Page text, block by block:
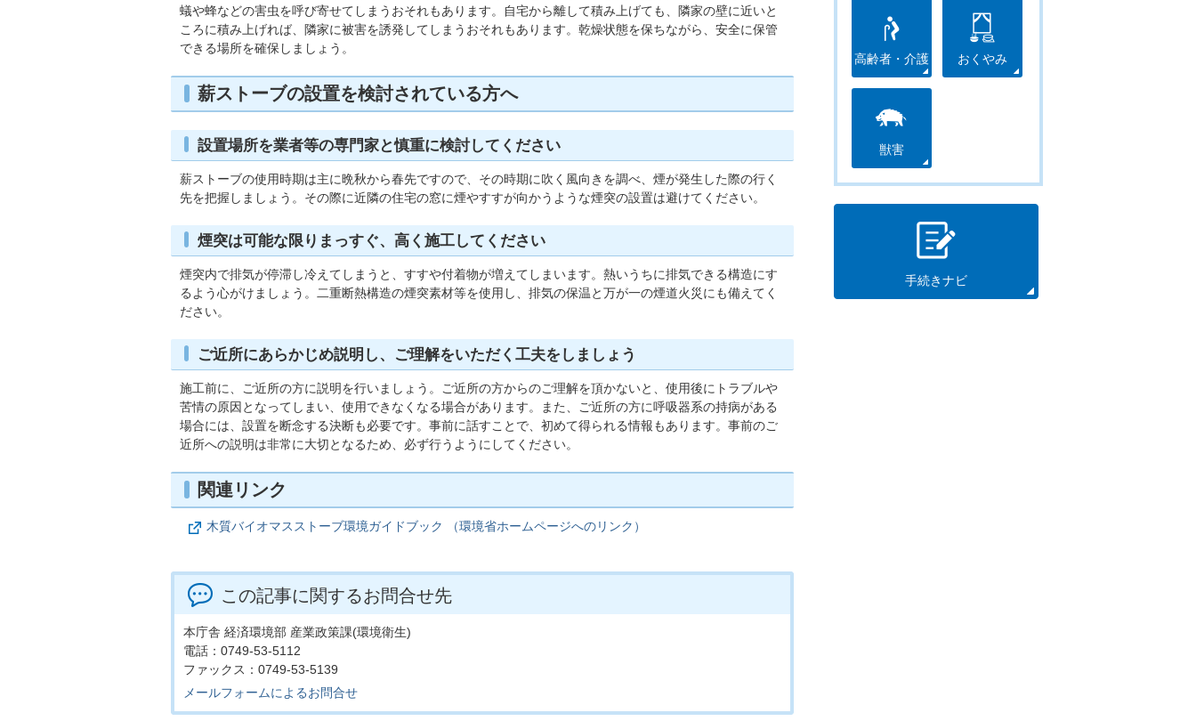
蟻や蜂などの害虫を呼び寄せてしまうおそれもあります。自宅から離して積み上げても、隣家の壁に近いと
ころに積み上げれば、隣家に被害を誘発してしまうおそれもあります。乾燥状態を保ちながら、安全に保管
できる場所を確保しましょう。
薪ストーブの設置を検討されている方へ
設置場所を業者等の専門家と慎重に検討してください
薪ストーブの使用時期は主に晩秋から春先ですので、その時期に吹く風向きを調べ、煙が発生した際の行く
先を把握しましょう。その際に近隣の住宅の窓に煙やすすが向かうような煙突の設置は避けてください。
煙突は可能な限りまっすぐ、高く施工してください
煙突内で排気が停滞し冷えてしまうと、すすや付着物が増えてしまいます。熱いうちに排気できる構造にす
るよう心がけましょう。二重断熱構造の煙突素材等を使用し、排気の保温と万が一の煙道火災にも備えてく
ださい。
ご近所にあらかじめ説明し、ご理解をいただく工夫をしましょう
施工前に、ご近所の方に説明を行いましょう。ご近所の方からのご理解を頂かないと、使用後にトラブルや
苦情の原因となってしまい、使用できなくなる場合があります。また、ご近所の方に呼吸器系の持病がある
場合には、設置を断念する決断も必要です。事前に話すことで、初めて得られる情報もあります。事前のご
近所への説明は非常に大切となるため、必ず行うようにしてください。
関連リンク
木質バイオマスストーブ環境ガイドブック （環境省ホームページへのリンク）
この記事に関するお問合せ先
本庁舎 経済環境部 産業政策課(環境衛生)
電話：0749-53-5112
ファックス：0749-53-5139
メールフォームによるお問合せ
高齢者・介護 おくやみ
獣害
手続きナビ